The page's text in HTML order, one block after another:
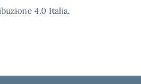
4.0 Italia.